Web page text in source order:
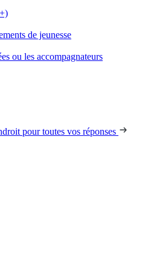
de jeunesse
ou les accompagnateurs
pour toutes vos réponses